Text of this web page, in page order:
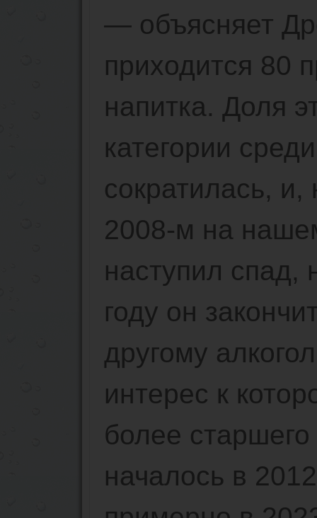
— объясняет
приходится 80
напитка. Доля
категории
сократилась, и,
2008-м на
наступил
году он
другому
интерес к
более
началось в